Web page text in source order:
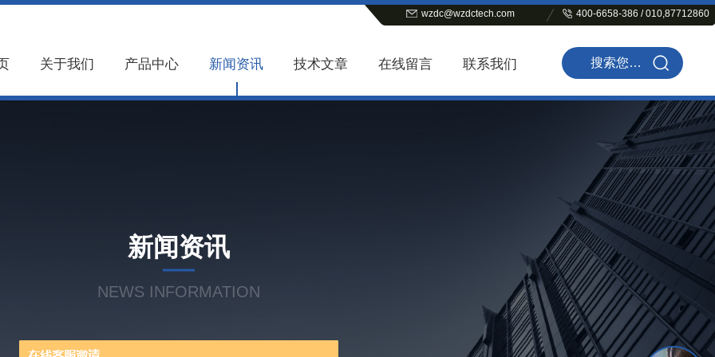
wzdc@wzdctech.com 400-6658-386 / 010,87712860
关于我们 产品中心 新闻资讯 技术文章 在线留言 联系我们
新闻资讯
NEWS INFORMATION